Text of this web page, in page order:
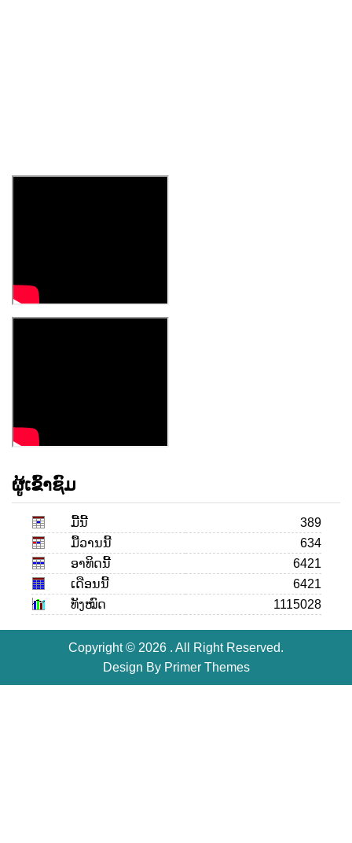
ຜູ້ເຂົ້າຊົມ
ມື້ນີ້
389
ມື້ວານນີ້
634
ອາທິດນີ້
6421
ເດືອນ​ນີ້
6421
ທັງໝົດ
1115028
Copyright © 2026 . All Right Reserved.
Design By Primer Themes